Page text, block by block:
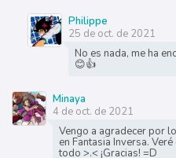
Philippe
25 de oct. de 2021
No es nada, me ha
😊👍
Minaya
4 de oct. de 2021
Vengo a agradecer por
en Fantasia Inversa.
todo >.< ¡Gracias! =D